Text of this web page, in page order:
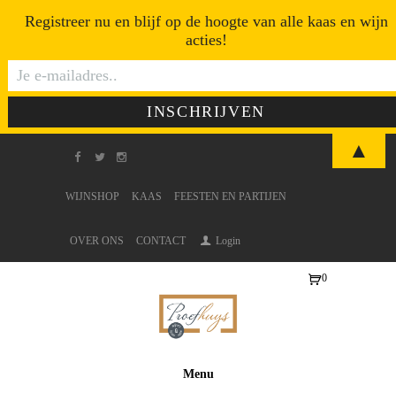
WIJNSHOP KAAS FEESTEN EN PARTIJEN
OVER ONS CONTACT Login
Menu
0
Registreer nu en blijf op de hoogte van alle kaas en wijn
acties!
▲